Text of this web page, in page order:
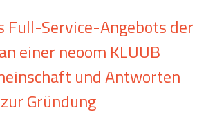
Full-Service-Angebots der
einer neoom KLUUB
und Antworten
Gründung